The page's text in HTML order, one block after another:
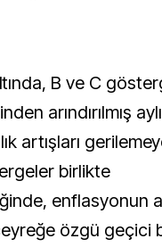
B ve C
arındırılmış
artışları
birlikte
enflasyonun
özgü geçici